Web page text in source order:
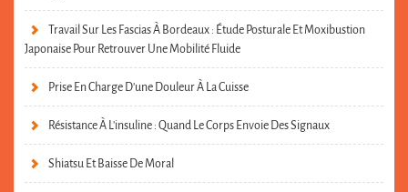
Travail Sur Les Fascias À Bordeaux : Étude Posturale Et Moxibustion
Japonaise Pour Retrouver Une Mobilité Fluide
Prise En Charge D’une Douleur À La Cuisse
Résistance À L’insuline : Quand Le Corps Envoie Des Signaux
Shiatsu Et Baisse De Moral